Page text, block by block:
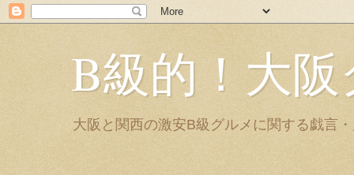
B級的！大
大阪と関西の激安B級グルメに関する戯言